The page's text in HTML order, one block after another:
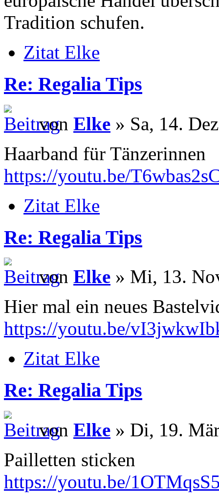
Tradition schufen.
Zitat Elke
Re: Regalia Tips
von Elke » Sa, 14.
Haarband für Tänzerinnen
https://youtu.be/
Zitat Elke
Re: Regalia Tips
von Elke » Mi, 13.
Hier mal ein neues
https://youtu.be/
Zitat Elke
Re: Regalia Tips
von Elke » Di, 19.
Pailletten sticken
https://youtu.be/